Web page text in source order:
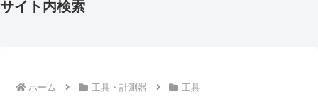
サイト内検索
ホーム 工具・計測器 工具